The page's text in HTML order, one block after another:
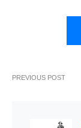
PREVIOUS POST